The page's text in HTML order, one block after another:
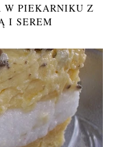
W PIEKARNIKU Z
I SEREM